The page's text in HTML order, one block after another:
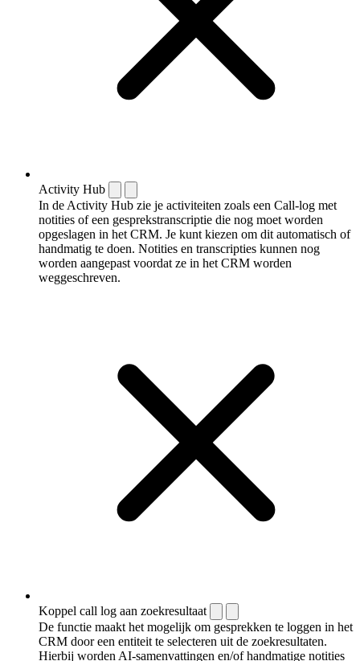
Activity Hub
In de Activity Hub zie je activiteiten zoals een Call-log met
notities of een gespreks­transcriptie die nog moet worden
opgeslagen in het CRM. Je kunt kiezen om dit automatisch of
handmatig te doen. Notities en transcripties kunnen nog
worden aangepast voordat ze in het CRM worden
weggeschreven.
Koppel call log aan zoekresultaat
De functie maakt het mogelijk om gesprekken te loggen in het
CRM door een entiteit te selecteren uit de zoekresultaten.
Hierbij worden AI-samenvattingen en/of handmatige notities